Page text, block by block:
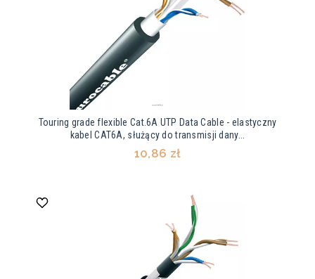
Touring grade flexible Cat.6A UTP Data Cable - elastyczny
kabel CAT6A, służący do transmisji dany...
10,86 zł